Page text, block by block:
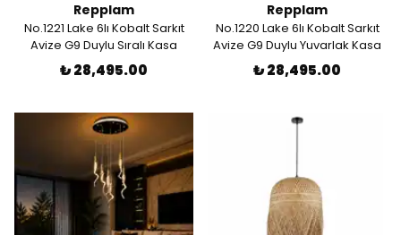
Repplam
No.1221 Lake 6lı Kobalt Sarkıt
Avize G9 Duylu Sıralı Kasa
₺ 28,495.00
Repplam
No.1220 Lake 6lı Kobalt Sarkıt
Avize G9 Duylu Yuvarlak Kasa
₺ 28,495.00